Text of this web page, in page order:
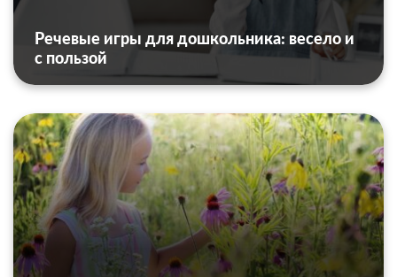
Речевые игры для дошкольника: весело и
с пользой